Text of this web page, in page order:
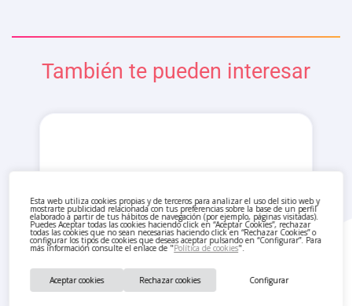
Esta web utiliza cookies propias y de terceros para analizar el uso del sitio web y
mostrarte publicidad relacionada con tus preferencias sobre la base de un perfil
elaborado a partir de tus hábitos de navegación (por ejemplo, páginas visitadas).
Puedes Aceptar todas las cookies haciendo click en “Aceptar Cookies”, rechazar
todas las cookies que no sean necesarias haciendo click en “Rechazar Cookies” o
configurar los tipos de cookies que deseas aceptar pulsando en “Configurar”. Para
más información consulte el enlace de "Política de cookies".
Configurar
Rechazar cookies
Aceptar cookies
También te pueden interesar